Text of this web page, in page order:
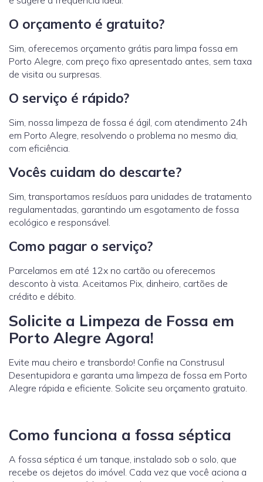
O orçamento é gratuito?
Sim, oferecemos orçamento grátis para limpa fossa em
Porto Alegre, com preço fixo apresentado antes, sem taxa
de visita ou surpresas.
O serviço é rápido?
Sim, nossa limpeza de fossa é ágil, com atendimento 24h
em Porto Alegre, resolvendo o problema no mesmo dia,
com eficiência.
Vocês cuidam do descarte?
Sim, transportamos resíduos para unidades de tratamento
regulamentadas, garantindo um esgotamento de fossa
ecológico e responsável.
Como pagar o serviço?
Parcelamos em até 12x no cartão ou oferecemos
desconto à vista. Aceitamos Pix, dinheiro, cartões de
crédito e débito.
Solicite a Limpeza de Fossa em
Porto Alegre Agora!
Evite mau cheiro e transbordo! Confie na Construsul
Desentupidora e garanta uma limpeza de fossa em Porto
Alegre rápida e eficiente. Solicite seu orçamento gratuito.
Como funciona a fossa séptica
A fossa séptica é um tanque, instalado sob o solo, que
recebe os dejetos do imóvel. Cada vez que você aciona a